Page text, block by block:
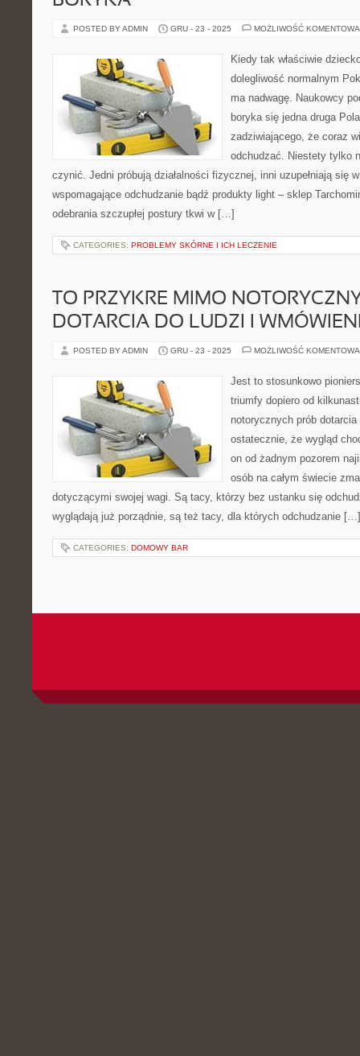
POSTED BY ADMIN GRU - 23 - 2025 MOŻLIWOŚĆ
Kiedy tak właściwie
dolegliwość normalnym
ma nadwagę. Naukowcy
boryka się jedna druga
zadziwiającego, że coraz
odchudzać. Niestety tylko
czynić. Jedni próbują działalności fizycznej, inni uzupełniają się
wspomagające odchudzanie bądź produkty light – sklep
odebrania szczupłej postury tkwi w […]
CATEGORIES: PROBLEMY SKÓRNE I ICH LECZENIE
TO PRZYKRE MIMO
DOTARCIA DO LUDZI I
POSTED BY ADMIN GRU - 23 - 2025 MOŻLIWOŚĆ
Jest to stosunkowo
triumfy dopiero od
notorycznych prób
ostatecznie, że wygląd
on od żadnym pozorem
osób na całym świecie
dotyczącymi swojej wagi. Są tacy, którzy bez ustanku się
wyglądają już porządnie, są też tacy, dla których odchudzanie […]
CATEGORIES: DOMOWY BAR